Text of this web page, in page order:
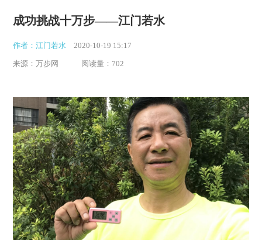
成功挑战十万步——江门若水
作者：江门若水 2020-10-19 15:17
来源：万步网 阅读量：702